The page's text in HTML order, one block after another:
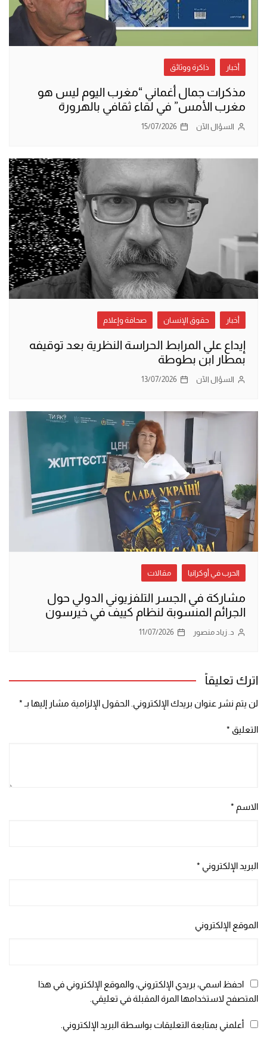
أخبار ذاكرة ووثائق
مذكرات جمال أغماني “مغرب اليوم ليس هو
مغرب الأمس” في لقاء ثقافي بالهرورة
السؤال الآن 15/07/2026
أخبار حقوق الإنسان صحافة وإعلام
إيداع علي المرابط الحراسة النظرية بعد توقيفه
بمطار ابن بطوطة
السؤال الآن 13/07/2026
الحرب في أوكرانيا مقالات
مشاركة في الجسر التلفزيوني الدولي حول
الجرائم المنسوبة لنظام كييف في خيرسون
د. زياد منصور 11/07/2026
اترك تعليقاً
لن يتم نشر عنوان بريدك الإلكتروني. الحقول الإلزامية مشار إليها بـ *
التعليق *
الاسم *
البريد الإلكتروني *
الموقع الإلكتروني
احفظ اسمي، بريدي الإلكتروني، والموقع الإلكتروني في هذا
المتصفح لاستخدامها المرة المقبلة في تعليقي.
أعلمني بمتابعة التعليقات بواسطة البريد الإلكتروني.